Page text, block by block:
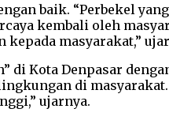
baik. “Perbekel
kembali oleh
masyarakat,” ujar
di Kota Denpasar
di
ujarnya.